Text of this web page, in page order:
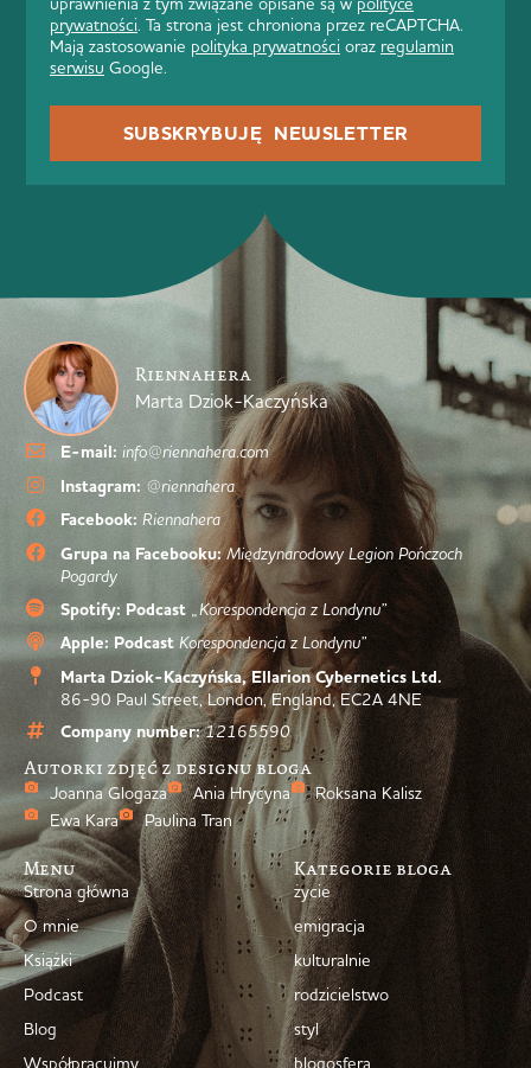
prywatności. Ta strona jest chroniona przez reCAPTCHA.
Mają zastosowanie polityka prywatności oraz regulamin
serwisu Google.
SUBSKRYBUJĘ NEWSLETTER
Riennahera
Marta Dziok-Kaczyńska
E-mail: info@riennahera.com
Instagram: @riennahera
Facebook: Riennahera
Grupa na Facebooku: Międzynarodowy Legion Pończoch
Pogardy
Spotify: Podcast „Korespondencja z Londynu”
Apple: Podcast Korespondencja z Londynu”
Marta Dziok-Kaczyńska, Ellarion Cybernetics Ltd.
86-90 Paul Street, London, England, EC2A 4NE
Company number: 12165590
Autorki zdjęć z designu bloga
Joanna Glogaza Ania Hrycyna
Roksana Kalisz
Ewa Kara
Paulina Tran
Menu
Strona główna
O mnie
Książki
Podcast
Blog
Kategorie bloga
życie
emigracja
kulturalnie
rodzicielstwo
styl